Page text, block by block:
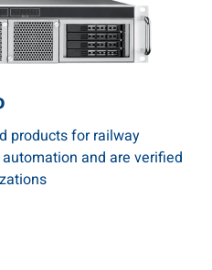
products for railway
and are verified